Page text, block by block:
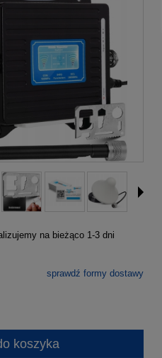
na bieżąco 1-3 dni
kosztów płatnościsprawdź formy dostawy
koszyka